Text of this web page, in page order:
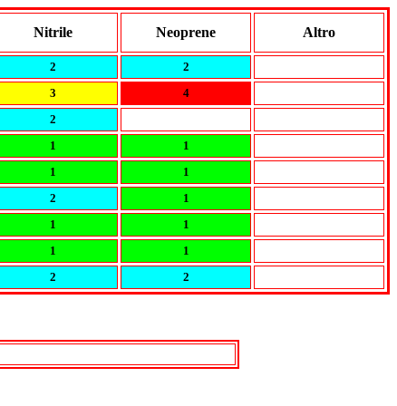
Nitrile Neoprene Altro
2
2
3
4
2
1
1
1
1
2
1
1
1
1
1
2 2